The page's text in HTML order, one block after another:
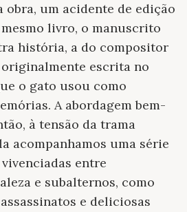
obra, um acidente de edição
livro, o manuscrito
história, a do compositor
originalmente escrita no
o gato usou como
A abordagem bem-
à tensão da trama
acompanhamos uma série
entre
e subalternos, como
e deliciosas